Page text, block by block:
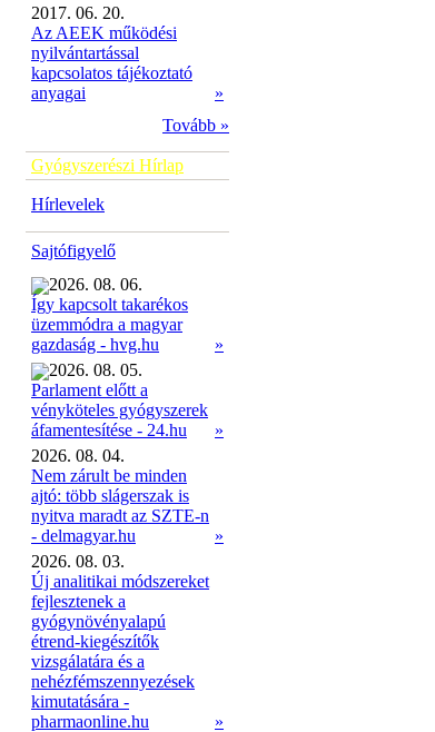
2017. 06. 20.
Az AEEK működési
nyilvántartással
kapcsolatos tájékoztató
anyagai
»
Tovább »
Gyógyszerészi Hírlap
Hírlevelek
Sajtófigyelő
2026. 08. 06.
Így kapcsolt takarékos
üzemmódra a magyar
gazdaság - hvg.hu
»
2026. 08. 05.
Parlament előtt a
vényköteles gyógyszerek
áfamentesítése - 24.hu
»
2026. 08. 04.
Nem zárult be minden
ajtó: több slágerszak is
nyitva maradt az SZTE-n
- delmagyar.hu
»
2026. 08. 03.
Új analitikai módszereket
fejlesztenek a
gyógynövényalapú
étrend-kiegészítők
vizsgálatára és a
nehézfémszennyezések
kimutatására -
pharmaonline.hu
»